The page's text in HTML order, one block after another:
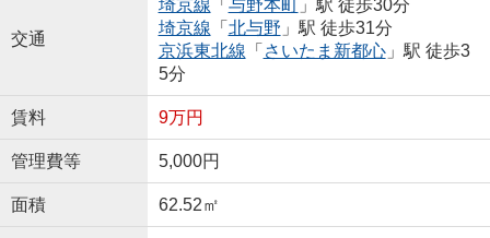
交通
埼京線 「 与野本町
」駅 徒歩30分
埼京線 「 北与野 」駅 徒歩31分
京浜東北線 「 さいたま新都心」駅 徒歩3
5分
賃料 9万円
管理費等 5,000円
面積 62.52㎡